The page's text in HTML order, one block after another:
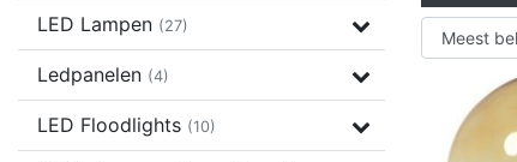
LED Lampen (27)
Ledpanelen (4)
LED Floodlights (10)